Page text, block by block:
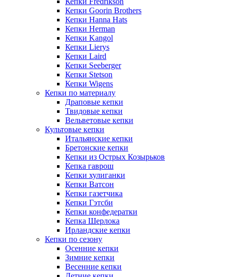
Кепки Goorin Brothers
Кепки Hanna Hats
Кепки Herman
Кепки Kangol
Кепки Lierys
Кепки Laird
Кепки Seeberger
Кепки Stetson
Кепки Wigens
Кепки по материалу
Драповые кепки
Твидовые кепки
Вельветовые кепки
Культовые кепки
Итальянские кепки
Бретонские кепки
Кепки из Острых Козырьков
Кепка гаврош
Кепки хулиганки
Кепки Ватсон
Кепки газетчика
Кепки Гэтсби
Кепки конфедератки
Кепка Шерлока
Ирландские кепки
Кепки по сезону
Осенние кепки
Зимние кепки
Весенние кепки